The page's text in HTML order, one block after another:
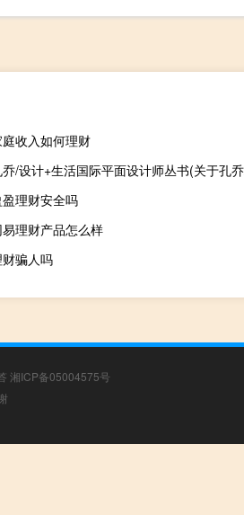
收入如何理财
理财安全吗
易理财产品怎么样
骗人吗
湘ICP备05004575号